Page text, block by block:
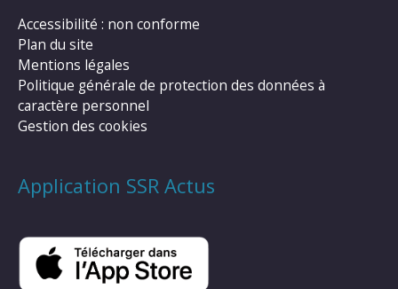
Accessibilité : non conforme
Plan du site
Mentions légales
Politique générale de protection des données à
caractère personnel
Gestion des cookies
Application SSR Actus